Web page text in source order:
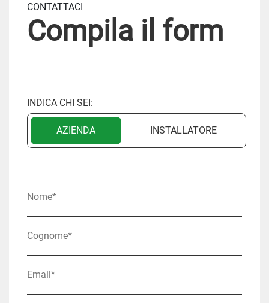
CONTATTACI
Compila il form
INDICA CHI SEI:
AZIENDA INSTALLATORE